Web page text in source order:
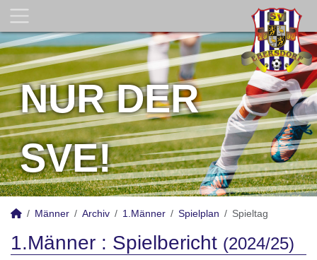
NUR DER
SVE!
Männer Archiv 1.Männer Spielplan Spieltag
1.Männer : Spielbericht (2024/25)